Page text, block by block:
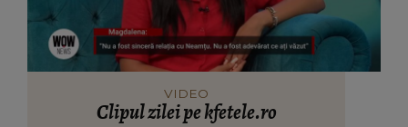
VIDEO
Clipul zilei pe kfetele.ro